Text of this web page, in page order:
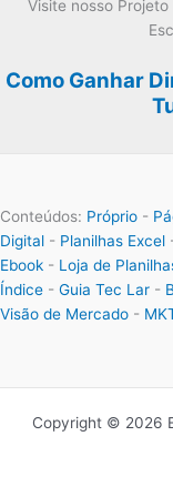
Visite nosso Projeto
Como Ganhar
Conteúdos: Próprio -
Digital - Planilhas Excel
Ebook - Loja de
Índice - Guia Tec Lar -
Visão de Mercado -
Copyright © 2026